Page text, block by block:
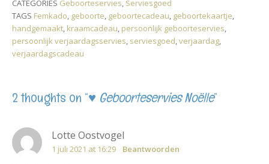
i
n
k
A
p
p
o
o
k
h
a
t
r
e
s
t
CATEGORIES Geboorteservies, Serviesgoed
TAGS Femkado, geboorte, geboortecadeau, geboortekaartje,
handgemaakt, kraamcadeau, persoonlijk geboorteservies,
persoonlijk verjaardagsservies, serviesgoed,verjaardag,
verjaardagscadeau
2 thoughts on “♥ Geboorteservies Noëlle”
Lotte Oostvogel
1 juli 2021 at 16:29
Beantwoorden